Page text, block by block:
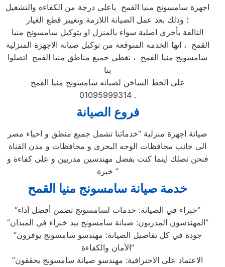
اجهزة سامسونج منيا القمح باعلى درجة من الكفاءة والتشغيل
؛ وذلك بعد عمل الصيانة اللازمة وتغيير قطع الغيار
التالفة بأخري اصلية سواء بالمنزل او بتوكيل سامسونج منيا
القمح ، انها الخدمة المتوقعة من توكيل صيانة الاجهزة المنزلية
سامسونج منيا القمح ، نغطي جميع مناطق منيا القمح اتصلوا
بنا
على الخط الساخن لصيانه سامسونج منيا القمح
01095999314 .
فروع الصيانة
صيانة اجهزة منزلية “خدماتنا تشمل جميع منطق و احياء مصر
الى جانب محافظات الوجه البحرى و محافظات و مدن القناة
فنحن نصلك اينما كنت بفضل مهندسين مدربين و على كفاءة و
خبرة “
خدمة صيانة سامسونج منيا القمح
“خبراء في الصيانة: خدمات لسامسونج تضمن أفضل أداء”
“المهندسون المدربون: صيانة سامسونج بيد خبراء في الميدان”
“جودة في كل تفاصيل الصيانة: مهندسو سامسونج يوفرون
الأمان والكفاءة”
“الاعتماد على الاحترافية: مهندسو صيانة سامسونج يحققون